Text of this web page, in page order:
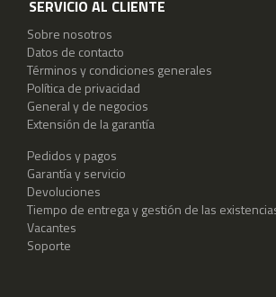
SERVICIO AL CLIENTE
Sobre nosotros
Datos de contacto
Términos y condiciones generales
Política de privacidad
General y de negocios
Extensión de la garantía
Pedidos y pagos
Garantía y servicio
Devoluciones
Tiempo de entrega y gestión de las
Vacantes
Soporte